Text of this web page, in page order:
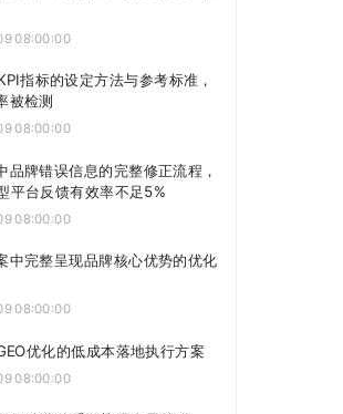
08:00:00
指标的设定方法与参考标准，
被检测
08:00:00
品牌错误信息的完整修正流程，
平台反馈有效率不足5%
08:00:00
中完整呈现品牌核心优势的优化
08:00:00
优化的低成本落地执行方案
08:00:00